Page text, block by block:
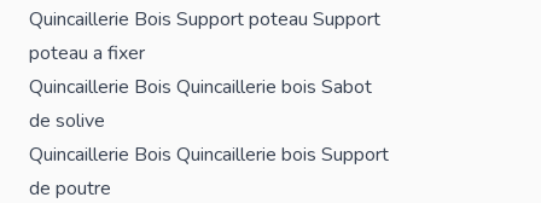
Quincaillerie Bois Support poteau Support
poteau a fixer
Quincaillerie Bois Quincaillerie bois Sabot
de solive
Quincaillerie Bois Quincaillerie bois Support
de poutre